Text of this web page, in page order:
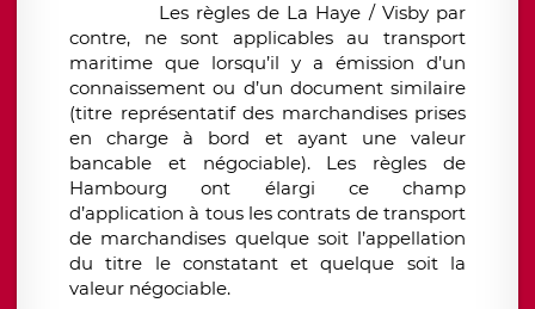
Les règles de La Haye / Visby par
contre, ne sont applicables au transport
maritime que lorsqu’il y a émission d’un
connaissement ou d’un document similaire
(titre représentatif des marchandises prises
en charge à bord et ayant une valeur
bancable et négociable). Les règles de
Hambourg ont élargi ce champ
d’application à tous les contrats de transport
de marchandises quelque soit l’appellation
du titre le constatant et quelque soit la
valeur négociable.